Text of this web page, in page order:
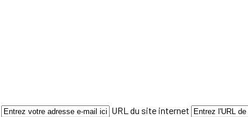
URL du site internet